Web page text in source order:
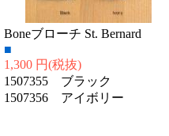
Boneブローチ St. Bernard
■
1,300 円(税抜)
1507355 ブラック
1507356 アイボリー